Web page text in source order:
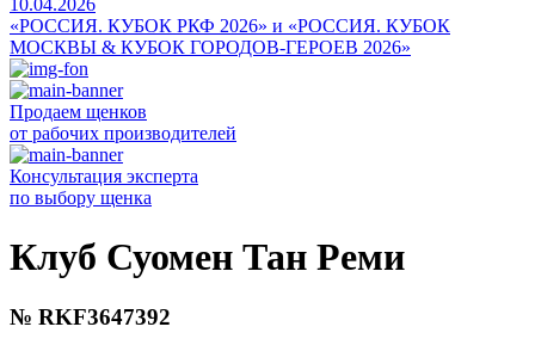
10.04.2026
«РОССИЯ. КУБОК РКФ 2026» и «РОССИЯ. КУБОК
МОСКВЫ & КУБОК ГОРОДОВ-ГЕРОЕВ 2026»
Продаем щенков
от рабочих производителей
Консультация эксперта
по выбору щенка
Клуб Суомен Тан Реми
№ RKF3647392